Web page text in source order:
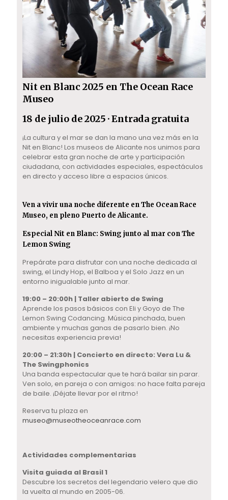
Nit en Blanc 2025 en The Ocean Race
Museo
18 de julio de 2025·Entrada gratuita
¡La cultura y el mar se dan la mano una vez más en la
Nit en Blanc! Los museos de Alicante nos unimos para
celebrar esta gran noche de arte y participación
ciudadana, con actividades especiales, espectáculos
en directo y acceso libre a espacios únicos.
Ven a vivir una noche diferente en The Ocean Race
Museo, en pleno Puerto de Alicante.
Especial Nit en Blanc: Swingjunto al mar con The
Lemon Swing
Prepárate para disfrutar con una noche dedicada al
swing, el Lindy Hop, el Balboa y el Solo Jazz en un
entorno inigualable junto al mar.
19:00 – 20:00h | Taller abierto de Swing
Aprende los pasos básicos con Eli y Goyo de The
Lemon Swing Codancing. Música pinchada, buen
ambiente y muchas ganas de pasarlo bien. ¡No
necesitas experiencia previa!
20:00 – 21:30h | Concierto en directo: Vera Lu &
The Swingphonics
Una banda espectacular que te hará bailar sin parar.
Ven solo, en pareja o con amigos: no hace falta pareja
de baile. ¡Déjate llevar por el ritmo!
Reserva tu plaza en
museo@museotheoceanrace.com
Actividades complementarias
Visita guiada al Brasil 1
Descubre los secretos del legendario velero que dio
la vuelta al mundo en 2005-06.